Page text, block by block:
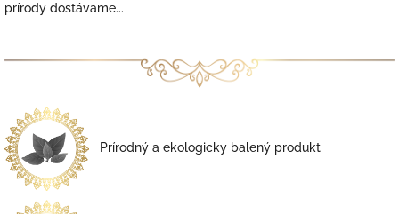
prírody dostávame...
Prírodný a ekologicky balený produkt